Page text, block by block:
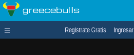
greecebulls
Regístrate Gratis Ingresar